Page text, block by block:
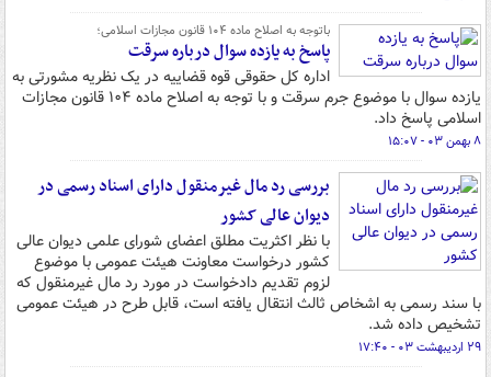
باتوجه به اصلاح ماده ۱۰۴ قانون مجازات اسلامی؛
پاسخ به یازده سوال درباره سرقت
اداره کل حقوقی قوه قضاییه در یک نظریه مشورتی به
یازده سوال با موضوع جرم سرقت و با توجه به اصلاح ماده ۱۰۴ قانون مجازات
اسلامی پاسخ داد.
۸ بهمن ۰۳ - ۱۵:۰۷
بررسی رد مال غیرمنقول دارای اسناد رسمی در
دیوان عالی کشور
با نظر اکثریت مطلق اعضای شورای علمی دیوان عالی
کشور درخواست معاونت هیئت عمومی با موضوع
لزوم تقدیم دادخواست در مورد رد مال غیرمنقول که
با سند رسمی به اشخاص ثالث انتقال یافته است، قابل طرح در هیئت عمومی
تشخیص داده شد.
۲۹ اردیبهشت ۰۳ - ۱۷:۴۰